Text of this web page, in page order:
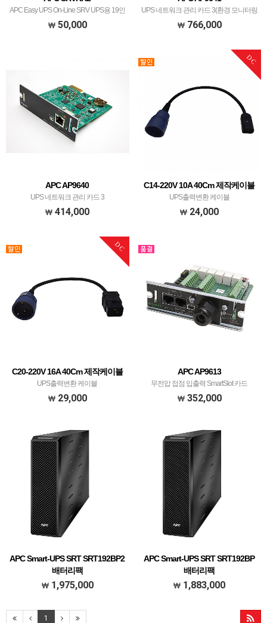
APC Easy UPS On-Line SRV UPS용 19인
치 레일키트, 깊이 900mm
50,000
UPS 네트워크 관리 카드 3(환경 모니터링
포함)
766,000
APC AP9640
UPS 네트워크 관리 카드 3
414,000
DC
C14-220V 10A 40Cm 제작케이블
UPS출력변환 케이블
24,000
DC
C20-220V 16A 40Cm 제작케이블
UPS출력변환 케이블
29,000
APC AP9613
무전압 접점 입출력 SmartSlot 카드
352,000
APC Smart-UPS SRT SRT192BP2
배터리팩
APC Smart-UPS SRT 192V 8kVA and
1,975,000
APC Smart-UPS SRT SRT192BP
배터리팩
APC Smart-UPS SRT 192V 5kVA and 6kVA
1,883,000
1